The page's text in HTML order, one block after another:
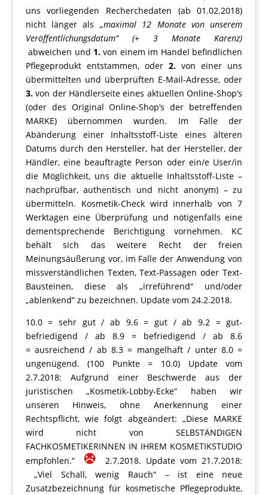
uns vorliegenden Recherchedaten (ab 01.02.2018)
nicht länger als „maximal 12 Monate von unserem
Veröffentlichungsdatum“ (+ 3 Monate Karenz)
abweichen und 1. von einem im Handel befindlichen
Pflegeprodukt entstammen, oder2. von einer uns
übermittelten und überprüften E-Mail-Adresse, oder
3.von der Händlerseite eines aktuellen Online-Shop’s
(oder des Original Online-Shop’s der betreffenden
MARKE) übernommen wurden. Im Falle der
Abänderung einer Inhaltsstoff-Liste eines älteren
Datums durch den Hersteller, hat der Hersteller, der
Händler, eine beauftragte Person oder ein/e User/in
die Möglichkeit, uns die aktuelle Inhaltsstoff-Liste –
nachprüfbar, authentisch und nicht anonym) – zu
übermitteln. Kosmetik-Check wird innerhalb von 7
Werktagen eine Überprüfung und nötigenfalls eine
dementsprechende Berichtigung vornehmen. KC
behält sich das weitere Recht der freien
Meinungsäußerung vor, im Falle der Anwendung von
missverständlichen Texten, Text-Passagen oder Text-
Bausteinen, diese als „irreführend“ und/oder
„ablenkend“ zu bezeichnen. Update vom 24.2.2018.
10.0 = sehr gut / ab 9.6 = gut / ab 9.2 = gut-
befriedigend / ab 8.9 = befriedigend / ab 8.6
= ausreichend / ab 8.3 = mangelhaft / unter 8.0 =
ungenügend. (100 Punkte = 10.0) Update vom
2.7.2018: Aufgrund einer Beschwerde aus der
juristischen „Kosmetik-Lobby-Ecke“ haben wir
unseren Hinweis, ohne Anerkennung einer
Rechtspflicht, wie folgt abgeändert: „Diese MARKE
wird nicht von SELBSTÄNDIGEN
FACHKOSMETIKERINNEN IN IHREM KOSMETIKSTUDIO
empfohlen.“
2.7.2018. Update vom 21.7.2018:
„Viel Schall, wenig Rauch“ – ist eine neue
Zusatzbezeichnung für kosmetische Pflegeprodukte,